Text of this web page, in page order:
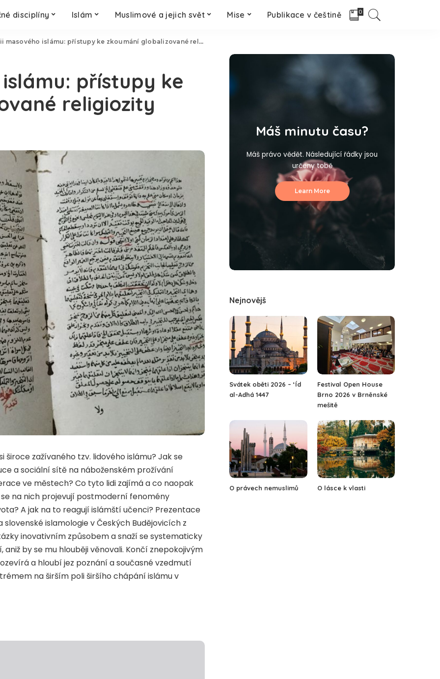
disciplíny Islám Muslimové a jejich svět Mise Publikace v češtině 0
masového islámu: přístupy ke zkoumání globalizované religiozity
přístupy ke
religiozity
zažívaného tzv. lidového islámu? Jak se
a sociální sítě na náboženském prožívání
ve městech? Co tyto lidi zajímá a co naopak
na nich projevují postmoderní fenomény
A jak na to reagují islámští učenci? Prezentace
islamologie v Českých Budějovicích z
inovativním způsobem a snaží se systematicky
by se mu hlouběji věnovali. Končí znepokojivým
a hloubí jez poznání a současné vzedmutí
na širším poli širšího chápání islámu v
Máš minutu času?
Máš právo vědět. Následující řádky jsou
určeny tobě
Learn More
Nejnovějš
Svátek oběti 2026 – ‘Íd
al-Adhá 1447
Festival Open House
Brno 2026 v Brněnské
mešitě
O právech nemuslimů O lásce k vlasti